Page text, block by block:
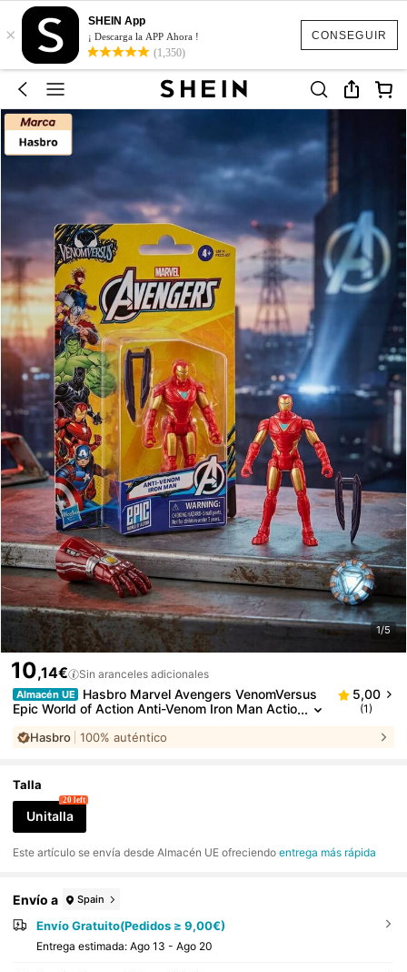
CONSEGUIR
×
SHEIN App
¡ Descarga la APP Ahora !
(1,350)
1/5
10,14€ Sin aranceles adicionales
Almacén UE
Hasbro Marvel Avengers VenomVersus
Epic World of Action Anti-Venom Iron Man Actio
5,00
(1)
Hasbro 100% auténtico
Talla
Unitalla
20 left
Este artículo se envía desde Almacén UE ofreciendoentrega más rápida
Envío a Spain
Envío Gratuito(Pedidos ≥ 9,00€)
Entrega estimada: Ago 13 - Ago 20